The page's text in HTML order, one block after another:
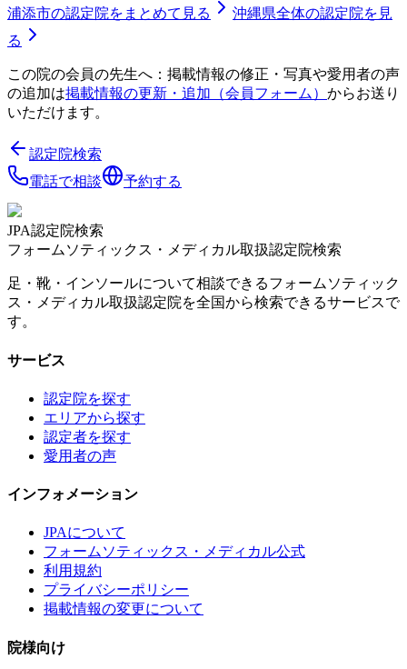
浦添市の認定院をまとめて見る 沖縄県全体の認定院を見
る
この院の会員の先生へ：掲載情報の修正・写真や愛用者の声
の追加は掲載情報の更新・追加（会員フォーム） からお送り
いただけます。
認定院検索
電話で相談
予約する
JPA認定院検索
フォームソティックス・メディカル取扱認定院検索
足・靴・インソールについて相談できるフォームソティック
ス・メディカル取扱認定院を全国から検索できるサービスで
す。
サービス
認定院を探す
エリアから探す
認定者を探す
愛用者の声
インフォメーション
JPAについて
フォームソティックス・メディカル公式
利用規約
プライバシーポリシー
掲載情報の変更について
院様向け